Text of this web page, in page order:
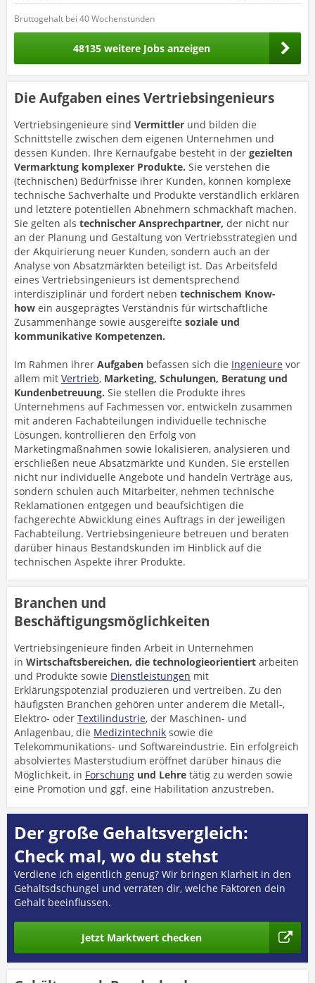
Bruttogehalt bei 40 Wochenstunden
48135 weitere Jobs anzeigen
Die Aufgaben eines Vertriebsingenieurs
Vertriebsingenieure sind Vermittler und bilden die
Schnittstelle zwischen dem eigenen Unternehmen und
dessen Kunden. Ihre Kernaufgabe besteht in der gezielten
Vermarktung komplexer Produkte. Sie verstehen die
(technischen) Bedürfnisse ihrer Kunden, können komplexe
technische Sachverhalte und Produkte verständlich erklären
und letztere potentiellen Abnehmern schmackhaft machen.
Sie gelten als technischer Ansprechpartner, der nicht nur
an der Planung und Gestaltung von Vertriebsstrategien und
der Akquirierung neuer Kunden, sondern auch an der
Analyse von Absatzmärkten beteiligt ist. Das Arbeitsfeld
eines Vertriebsingenieurs ist dementsprechend
interdisziplinär und fordert neben technischem Know-
how ein ausgeprägtes Verständnis für wirtschaftliche
Zusammenhänge sowie ausgereifte soziale und
kommunikative Kompetenzen.
Im Rahmen ihrer Aufgaben befassen sich die Ingenieure vor
allem mit Vertrieb, Marketing, Schulungen, Beratung und
Kundenbetreuung. Sie stellen die Produkte ihres
Unternehmens auf Fachmessen vor, entwickeln zusammen
mit anderen Fachabteilungen individuelle technische
Lösungen, kontrollieren den Erfolg von
Marketingmaßnahmen sowie lokalisieren, analysieren und
erschließen neue Absatzmärkte und Kunden. Sie erstellen
nicht nur individuelle Angebote und handeln Verträge aus,
sondern schulen auch Mitarbeiter, nehmen technische
Reklamationen entgegen und beaufsichtigen die
fachgerechte Abwicklung eines Auftrags in der jeweiligen
Fachabteilung. Vertriebsingenieure betreuen und beraten
darüber hinaus Bestandskunden im Hinblick auf die
technischen Aspekte ihrer Produkte.
Branchen und
Beschäftigungsmöglichkeiten
Vertriebsingenieure finden Arbeit in Unternehmen
in Wirtschaftsbereichen, die technologieorientiert arbeiten
und Produkte sowie Dienstleistungen mit
Erklärungspotenzial produzieren und vertreiben. Zu den
häufigsten Branchen gehören unter anderem die Metall-,
Elektro- oder Textilindustrie, der Maschinen- und
Anlagenbau, die Medizintechnik sowie die
Telekommunikations- und Softwareindustrie. Ein erfolgreich
absolviertes Masterstudium eröffnet darüber hinaus die
Möglichkeit, in Forschung und Lehre tätig zu werden sowie
eine Promotion und ggf. eine Habilitation anzustreben.
Der große Gehaltsvergleich:
Check mal, wo du stehst
Verdiene ich eigentlich genug? Wir bringen Klarheit in den
Gehaltsdschungel und verraten dir, welche Faktoren dein
Gehalt beeinflussen.
Jetzt Marktwert checken